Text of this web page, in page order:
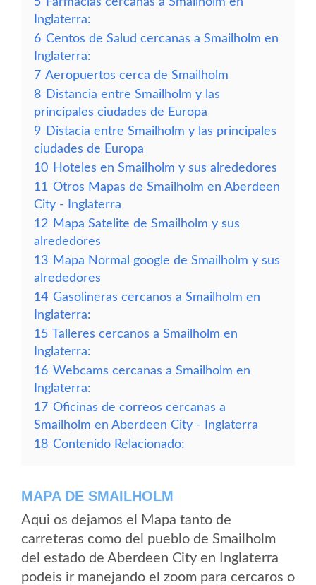
Inglaterra:
6 Centos de Salud cercanas a Smailholm en
Inglaterra:
7 Aeropuertos cerca de Smailholm
8 Distancia entre Smailholm y las
principales ciudades de Europa
9 Distacia entre Smailholm y las principales
ciudades de Europa
10 Hoteles en Smailholm y sus alrededores
11 Otros Mapas de Smailholm en Aberdeen
City - Inglaterra
12 Mapa Satelite de Smailholm y sus
alrededores
13 Mapa Normal google de Smailholm y sus
alrededores
14 Gasolineras cercanos a Smailholm en
Inglaterra:
15 Talleres cercanos a Smailholm en
Inglaterra:
16 Webcams cercanas a Smailholm en
Inglaterra:
17 Oficinas de correos cercanas a
Smailholm en Aberdeen City - Inglaterra
18 Contenido Relacionado:
MAPA DE SMAILHOLM
Aqui os dejamos el Mapa tanto de
carreteras como del pueblo de Smailholm
del estado de Aberdeen City en Inglaterra
podeis ir manejando el zoom para cercaros o